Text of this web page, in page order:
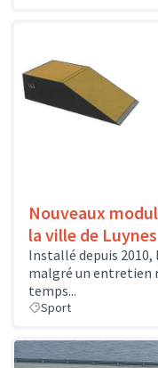
Nouveaux
la ville de Luynes
Installé depuis 2010,
malgré un entretien
temps...
Sport